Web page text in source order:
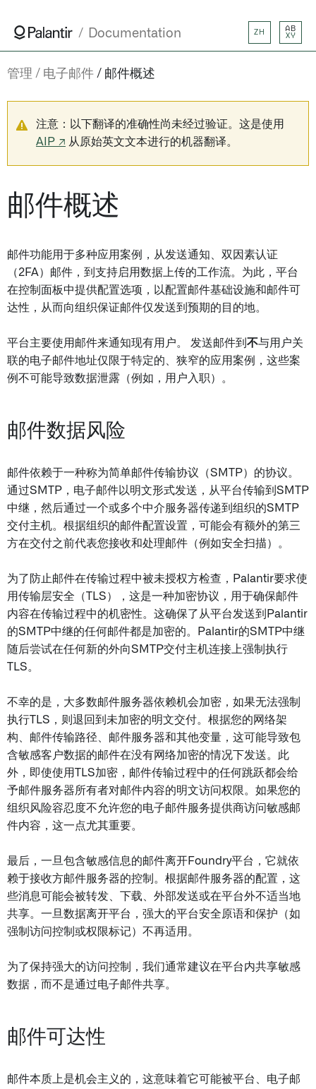
Documentation ZH
AB
XY
管理 电子邮件 邮件概述
注意：以下翻译的准确性尚未经过验证。这是使用
AIP ↗ 从原始英文文本进行的机器翻译。
邮件概述
邮件功能用于多种应用案例，从发送通知、双因素认证
（2FA）邮件，到支持启用数据上传的工作流。为此，平台
在控制面板中提供配置选项，以配置邮件基础设施和邮件可
达性，从而向组织保证邮件仅发送到预期的目的地。
平台主要使用邮件来通知现有用户。 发送邮件到 不与用户关
联的电子邮件地址仅限于特定的、狭窄的应用案例，这些案
例不可能导致数据泄露（例如，用户入职）。
邮件数据风险
邮件依赖于一种称为简单邮件传输协议（SMTP）的协议。
通过SMTP，电子邮件以明文形式发送，从平台传输到SMTP
中继，然后通过一个或多个中介服务器传递到组织的SMTP
交付主机。根据组织的邮件配置设置，可能会有额外的第三
方在交付之前代表您接收和处理邮件（例如安全扫描）。
为了防止邮件在传输过程中被未授权方检查，Palantir要求使
用传输层安全（TLS），这是一种加密协议，用于确保邮件
内容在传输过程中的机密性。这确保了从平台发送到Palantir
的SMTP中继的任何邮件都是加密的。Palantir的SMTP中继
随后尝试在任何新的外向SMTP交付主机连接上强制执行
TLS。
不幸的是，大多数邮件服务器依赖机会加密，如果无法强制
执行TLS，则退回到未加密的明文交付。根据您的网络架
构、邮件传输路径、邮件服务器和其他变量，这可能导致包
含敏感客户数据的邮件在没有网络加密的情况下发送。此
外，即使使用TLS加密，邮件传输过程中的任何跳跃都会给
予邮件服务器所有者对邮件内容的明文访问权限。如果您的
组织风险容忍度不允许您的电子邮件服务提供商访问敏感邮
件内容，这一点尤其重要。
最后，一旦包含敏感信息的邮件离开Foundry平台，它就依
赖于接收方邮件服务器的控制。根据邮件服务器的配置，这
些消息可能会被转发、下载、外部发送或在平台外不适当地
共享。一旦数据离开平台，强大的平台安全原语和保护（如
强制访问控制或权限标记）不再适用。
为了保持强大的访问控制，我们通常建议在平台内共享敏感
数据，而不是通过电子邮件共享。
邮件可达性
邮件本质上是机会主义的，这意味着它可能被平台、电子邮